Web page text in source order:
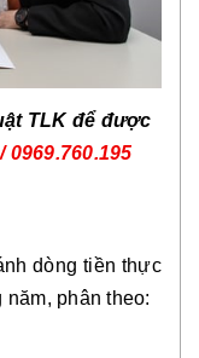
TLK để được
0969.760.195
dòng tiền thực
phân theo: